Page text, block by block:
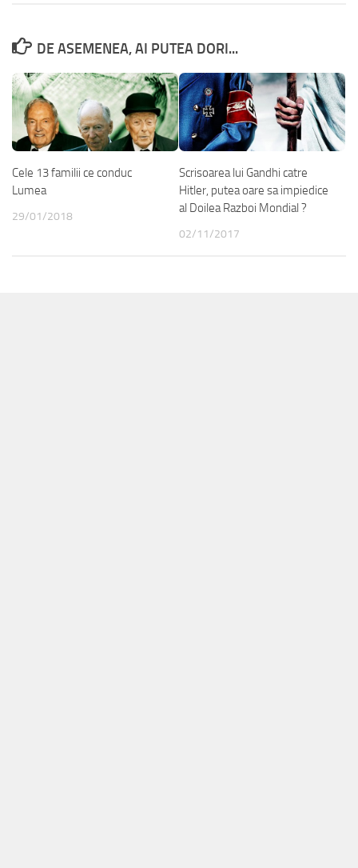
DE ASEMENEA, AI PUTEA DORI...
Cele 13 familii ce conduc
Lumea
29/01/2018
Scrisoarea lui Gandhi catre
Hitler, putea oare sa impiedice
al Doilea Razboi Mondial ?
02/11/2017